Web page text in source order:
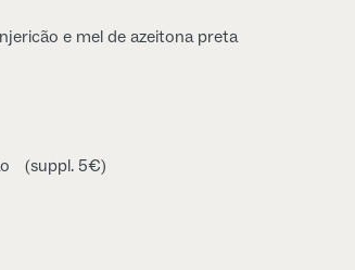
e mel de azeitona preta
(suppl. 5€)